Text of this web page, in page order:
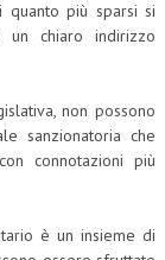
più sparsi si
un chiaro indirizzo
non possono
sanzionatoria che
connotazioni più
è un insieme di